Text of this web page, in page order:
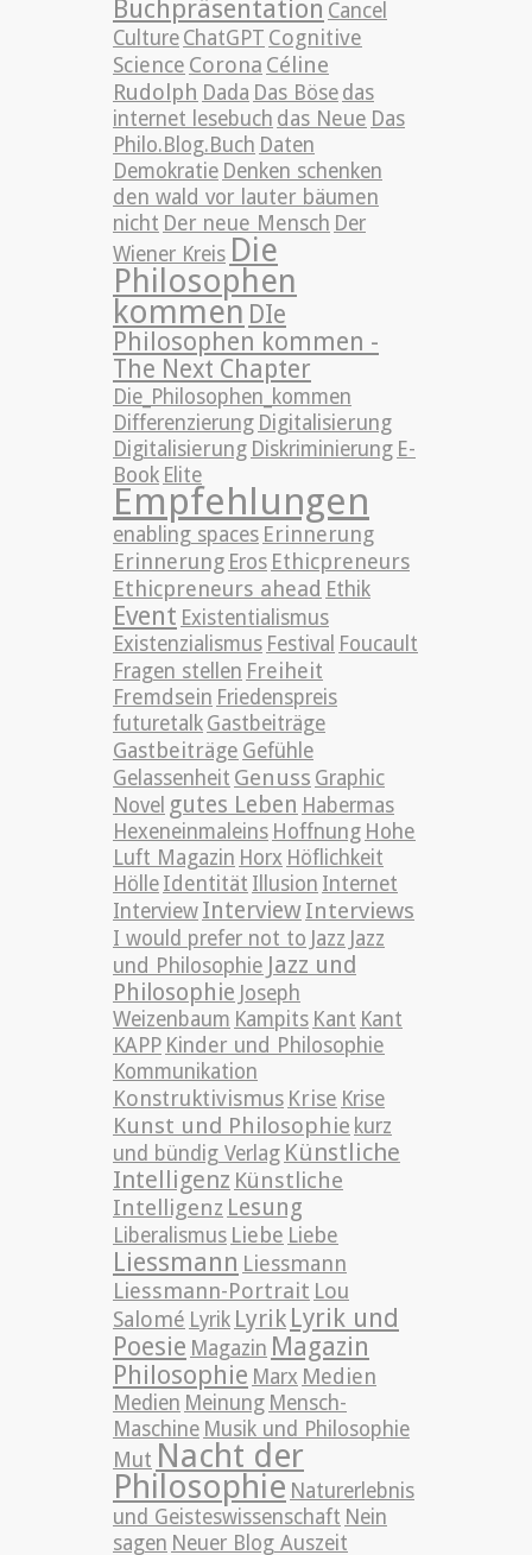
Buchpräsentation Cancel
Culture ChatGPT Cognitive
Science Corona Céline
Rudolph Dada Das Böse das
internet lesebuch das Neue Das
Philo.Blog.Buch Daten
Demokratie Denken schenken
den wald vor lauter bäumen
nicht Der neue Mensch Der
Wiener Kreis Die
Philosophen
kommen DIe
Philosophen kommen -
The Next Chapter
Die_Philosophen_kommen
Differenzierung Digitalisierung
Digitalisierung Diskriminierung E-
Book Elite
Empfehlungen
enabling spaces Erinnerung
Erinnerung Eros Ethicpreneurs
Ethicpreneurs ahead Ethik
Event Existentialismus
Existenzialismus Festival Foucault
Fragen stellen Freiheit
Fremdsein Friedenspreis
futuretalk Gastbeiträge
Gastbeiträge Gefühle
Gelassenheit Genuss Graphic
Novel gutes Leben Habermas
Hexeneinmaleins Hoffnung Hohe
Luft Magazin Horx Höflichkeit
Hölle Identität Illusion Internet
Interview InterviewInterviews
I would prefer not to Jazz Jazz
und Philosophie Jazz und
Philosophie Joseph
Weizenbaum Kampits Kant Kant
KAPP Kinder und Philosophie
Kommunikation
Konstruktivismus Krise Krise
Kunst und Philosophie kurz
und bündig Verlag Künstliche
Intelligenz Künstliche
Intelligenz Lesung
Liberalismus Liebe Liebe
Liessmann Liessmann
Liessmann-Portrait Lou
Salomé Lyrik Lyrik Lyrik und
Poesie Magazin Magazin
Philosophie Marx Medien
Medien Meinung Mensch-
Maschine Musik und Philosophie
Mut Nacht der
Philosophie Naturerlebnis
und Geisteswissenschaft Nein
sagen Neuer Blog Auszeit